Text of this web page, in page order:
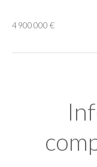
4 900 000 €